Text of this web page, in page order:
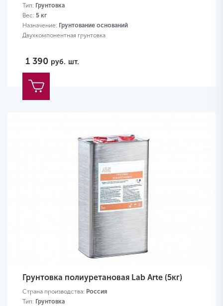
Тип: Грунтовка
Вес: 5 кг
Назначение: Грунтование оснований
Двухкомпонентная грунтовка
1 390 руб. шт.
Грунтовка полиуретановая Lab Arte (5кг)
Страна производства: Россия
Тип: Грунтовка